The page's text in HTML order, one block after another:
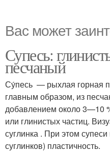
Вас может
Супесь:
песчаный
Су́песь — рыхлая горная
главным образом, из
добавлением около 3—10
или глинистых частиц.
суглинка . При этом
суглинков) пластичность.